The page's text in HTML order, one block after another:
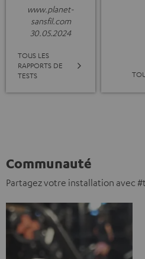
www.planet-
sansfil.com
30.05.2024
TOUS LES
RAPPORTS DE
TESTS
Communauté
Partagez votre installation avec